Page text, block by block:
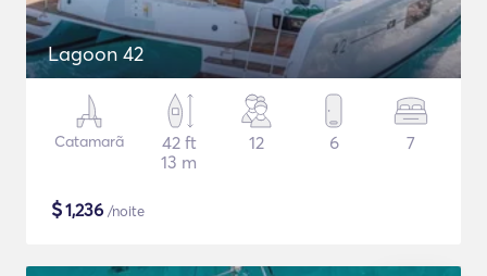
Lagoon 42
Catamarã
42 ft
13 m
12 6 7
$1,236 /noite